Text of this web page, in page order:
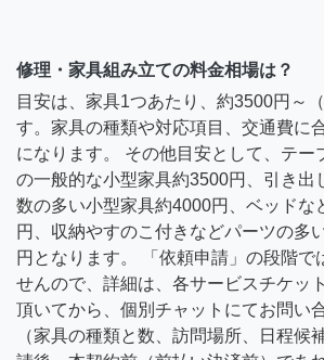
修理・家具組み立ての料金相場は？
目安は、家具1つあたり、約3500円～
す。家具の種類や対応項目、交通費に
になります。 その他目安として、テー
の一般的な小型家具約3500円、引き出
数の多い小型家具約4000円、ベッドな
円、収納やすのこ付きなどパーツの多
円となります。 「依頼申請」の段階で
せんので、詳細は、各サービスチケッ
頂いてから、個別チャットにてお問い
（家具の種類と数、訪問場所、日程候